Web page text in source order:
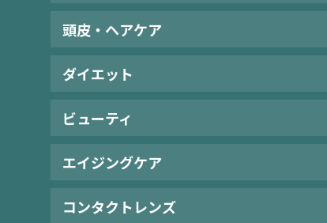
頭皮・ヘアケア
ダイエット
ビューティ
エイジングケア
コンタクトレンズ